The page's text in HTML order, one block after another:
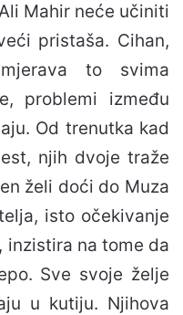
Mahir neće učiniti
pristaša. Cihan,
to svima
problemi između
Od trenutka kad
njih dvoje traže
želi doći do Muza
isto očekivanje
inzistira na tome da
Sve svoje želje
u kutiju. Njihova